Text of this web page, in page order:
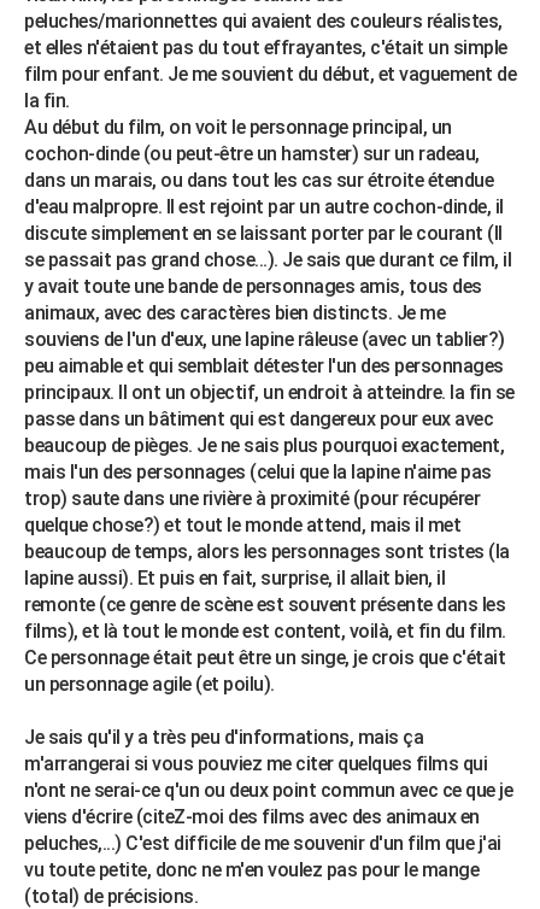
CARTE DE VOEUX
Carte de Noël
Carte Bonne année
Carte Saint-Valentin
Carte Pâques
Carte d'anniversaire
DICTIONNAIRE
Dictionnaire
Biographies
Citations
Expressions
Proverbes
PROGRAMME TV
COPAINS D'AVANT
S'inscrire
Se connecter
Lycées
Collèges
Primaires
Universités
Entreprises
Service militaire
Avis de recherche
AVIS DE DÉCÈS
FORUM
Bricolage
Lifestyle
Culture
Sport
Auto
Television
Voyage
Cinema
peluches/marionnettes qui avaient des couleurs réalistes,
et elles n'étaient pas du tout effrayantes, c'était un simple
film pour enfant. Je me souvient du début, et vaguement de
la fin.
Au début du film, on voit le personnage principal, un
cochon-dinde (ou peut-être un hamster) sur un radeau,
dans un marais, ou dans tout les cas sur étroite étendue
d'eau malpropre. Il est rejoint par un autre cochon-dinde, il
discute simplement en se laissant porter par le courant (Il
se passait pas grand chose...). Je sais que durant ce film, il
y avait toute une bande de personnages amis, tous des
animaux, avec des caractères bien distincts. Je me
souviens de l'un d'eux, une lapine râleuse (avec un tablier?)
peu aimable et qui semblait détester l'un des personnages
principaux. Il ont un objectif, un endroit à atteindre. la fin se
passe dans un bâtiment qui est dangereux pour eux avec
beaucoup de pièges. Je ne sais plus pourquoi exactement,
mais l'un des personnages (celui que la lapine n'aime pas
trop) saute dans une rivière à proximité (pour récupérer
quelque chose?) et tout le monde attend, mais il met
beaucoup de temps, alors les personnages sont tristes (la
lapine aussi). Et puis en fait, surprise, il allait bien, il
remonte (ce genre de scène est souvent présente dans les
films), et là tout le monde est content, voilà, et fin du film.
Ce personnage était peut être un singe, je crois que c'était
un personnage agile (et poilu).
Je sais qu'il y a très peu d'informations, mais ça
m'arrangerai si vous pouviez me citer quelques films qui
n'ont ne serai-ce q'un ou deux point commun avec ce que je
viens d'écrire (citeZ-moi des films avec des animaux en
peluches,...) C'est difficile de me souvenir d'un film que j'ai
vu toute petite, donc ne m'en voulez pas pour le mange
(total) de précisions.